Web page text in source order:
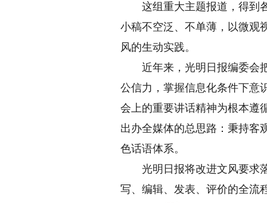
这组重大主题报道，得到各
小稿不空泛、不单薄，以微观
风的生动实践。
近年来，光明日报编委会把
公信力，掌握信息化条件下意
会上的重要讲话精神为根本遵
出办全媒体的总思路：秉持客
色话语体系。
光明日报将改进文风要求落
写、编辑、发表、评价的全流